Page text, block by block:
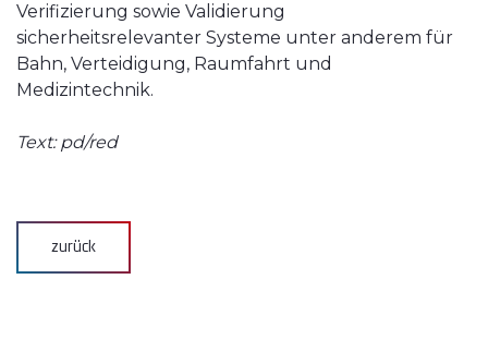
Verifizierung sowie Validierung
sicherheitsrelevanter Systeme unter anderem für
Bahn, Verteidigung, Raumfahrt und
Medizintechnik.
Text: pd/red
zurück